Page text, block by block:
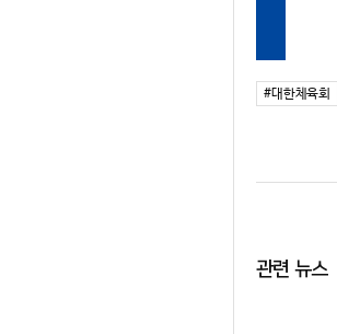
#대한체육회
관련 뉴스